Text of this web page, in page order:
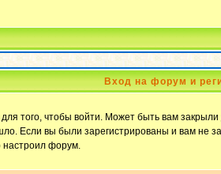
Вход на форум и
того, чтобы войти. Может быть вам
Если вы были зарегистрированы и вам не
настроил форум.